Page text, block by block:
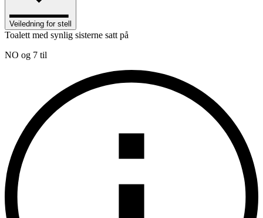
Veiledning for stell
Toalett med synlig sisterne satt på
NO og 7 til